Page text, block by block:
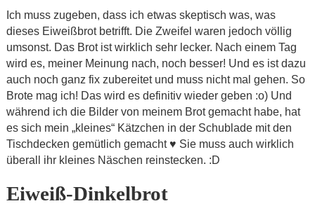
Ich muss zugeben, dass ich etwas skeptisch was, was
dieses Eiweißbrot betrifft. Die Zweifel waren jedoch völlig
umsonst. Das Brot ist wirklich sehr lecker. Nach einem Tag
wird es, meiner Meinung nach, noch besser! Und es ist dazu
auch noch ganz fix zubereitet und muss nicht mal gehen. So
Brote mag ich! Das wird es definitiv wieder geben :o) Und
während ich die Bilder von meinem Brot gemacht habe, hat
es sich mein „kleines“ Kätzchen in der Schublade mit den
Tischdecken gemütlich gemacht ♥ Sie muss auch wirklich
überall ihr kleines Näschen reinstecken. :D
Eiweiß-Dinkelbrot